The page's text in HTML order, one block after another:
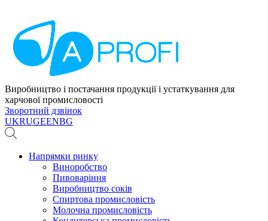
Виробництво і постачання продукції і устаткування для
харчової промисловості
Зворотний дзвінок
UKRUGEENBG
Напрямки ринку
Виноробство
Пивоваріння
Виробництво соків
Спиртова промисловість
Молочна промисловість